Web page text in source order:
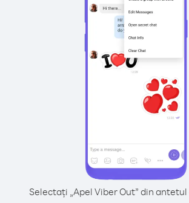
Selectați „Apel Viber Out” din